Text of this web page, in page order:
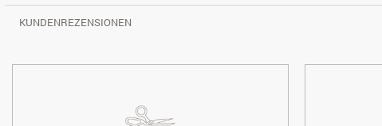
KUNDENREZENSIONEN